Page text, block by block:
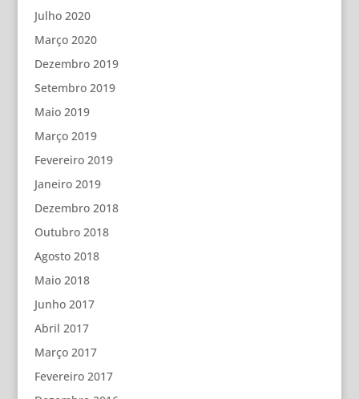
Julho 2020
Março 2020
Dezembro 2019
Setembro 2019
Maio 2019
Março 2019
Fevereiro 2019
Janeiro 2019
Dezembro 2018
Outubro 2018
Agosto 2018
Maio 2018
Junho 2017
Abril 2017
Março 2017
Fevereiro 2017